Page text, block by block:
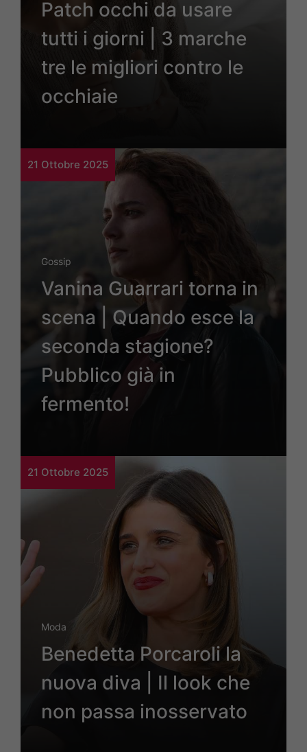
Patch occhi da usare
tutti i giorni | 3 marche
tre le migliori contro le
occhiaie
21 Ottobre 2025
Gossip
Vanina Guarrari torna in
scena | Quando esce la
seconda stagione?
Pubblico già in
fermento!
21 Ottobre 2025
Moda
Benedetta Porcaroli la
nuova diva | Il look che
non passa inosservato